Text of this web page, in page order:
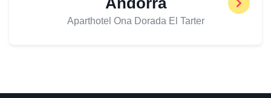
Aparthotel Ona Dorada El Tarter